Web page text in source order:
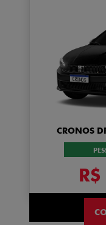
CRONOS